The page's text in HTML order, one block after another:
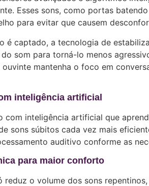
Esses sons, como portas
para evitar que causem
é captado, a tecnologia de
som para torná-lo menos
mantenha o foco em
inteligência artificial
com inteligência artificial que
sons súbitos cada vez mais
auditivo conforme as
para maior conforto
reduz o volume dos sons